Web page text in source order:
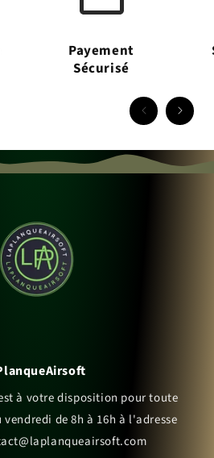
Payement
Sécurisé
à votre disposition pour toute
de 8h à 16h à l'adresse